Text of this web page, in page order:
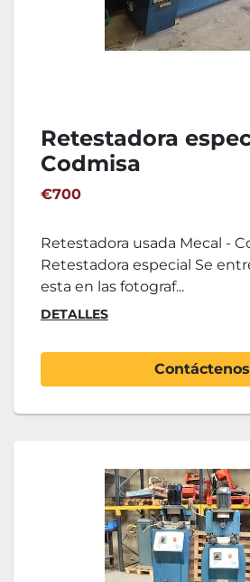
Retestadora
Codmisa
€700
Retestadora usada Mecal -
Retestadora especial Se
esta en las fotograf...
DETALLES
Contáctenos